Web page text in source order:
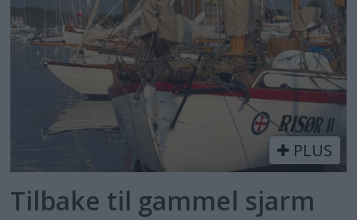
PLUS
Tilbake til gammel sjarm